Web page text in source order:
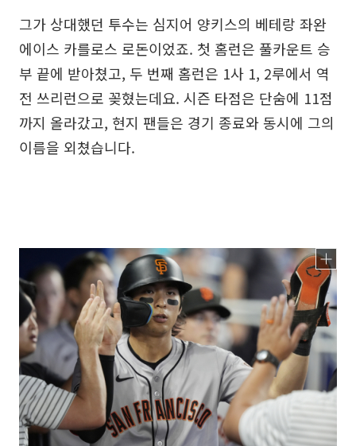
그가 상대했던 투수는 심지어 양키스의 베테랑 좌완
에이스 카를로스 로돈이었죠. 첫 홈런은 풀카운트 승
부 끝에 받아쳤고, 두 번째 홈런은 1사 1, 2루에서 역
전 쓰리런으로 꽂혔는데요. 시즌 타점은 단숨에 11점
까지 올라갔고, 현지 팬들은 경기 종료와 동시에 그의
이름을 외쳤습니다.